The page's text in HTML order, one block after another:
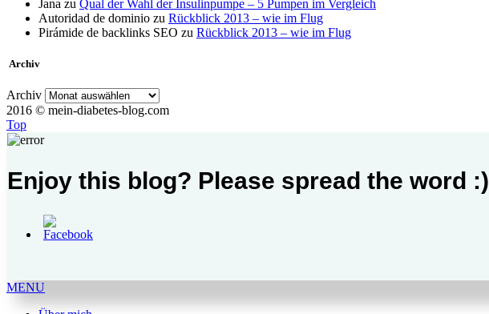
Jana zu Qual der Wahl der Insulinpumpe – 5 Pumpen im Vergleich
Autoridad de dominio zu Rückblick 2013 – wie im Flug
Pirámide de backlinks SEO zu Rückblick 2013 – wie im Flug
Archiv
Archiv
2016 © mein-diabetes-blog.com
Top
Enjoy this blog? Please spread the word :)
MENU